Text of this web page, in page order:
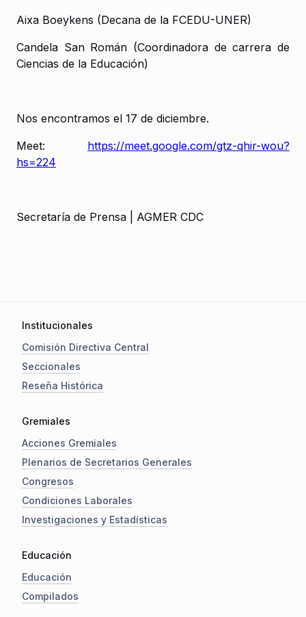
Aixa Boeykens (Decana de la FCEDU-UNER)
Candela San Román (Coordinadora de carrera de
Ciencias de la Educación)
Nos encontramos el 17 de diciembre.
Meet: https://meet.google.com/gtz-qhir-wou?
hs=224
Secretaría de Prensa | AGMER CDC
Institucionales
Comisión Directiva Central
Seccionales
Reseña Histórica
Gremiales
Acciones Gremiales
Plenarios de Secretarios Generales
Congresos
Condiciones Laborales
Investigaciones y Estadísticas
Educación
Educación
Compilados